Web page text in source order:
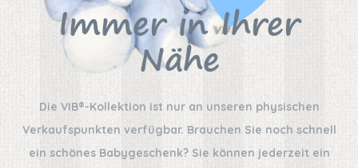
Immer in Ihrer
Nähe
Die VIB®-Kollektion ist nur an unseren physischen
Verkaufspunkten verfügbar. Brauchen Sie noch schnell
ein schönes Babygeschenk? Sie können jederzeit ein